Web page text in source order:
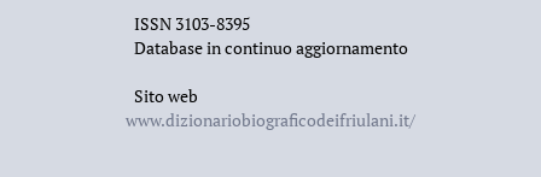
ISSN 3103-8395
Database in continuo aggiornamento
Sito web
www.dizionariobiograficodeifriulani.it/